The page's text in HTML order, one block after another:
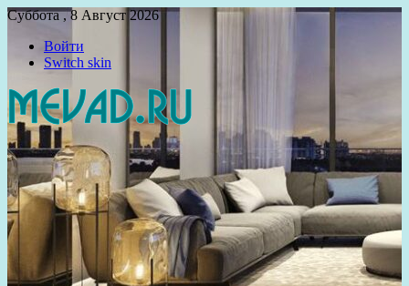
Суббота , 8 Август 2026
Войти
Switch skin